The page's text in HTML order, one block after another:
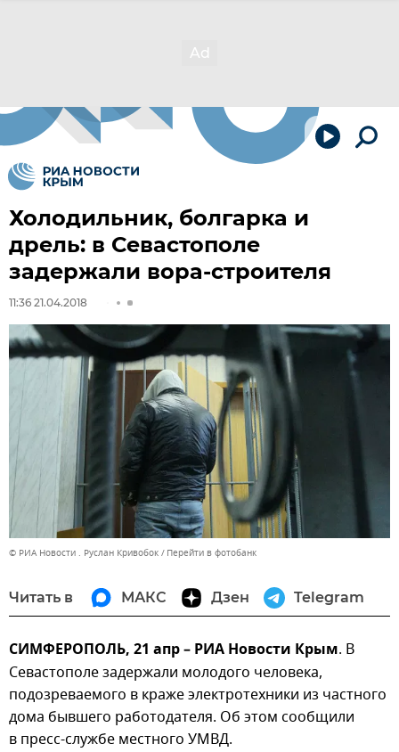
Холодильник, болгарка и
дрель: в Севастополе
задержали вора-строителя
11:36 21.04.2018
© РИА Новости . Руслан Кривобок Перейти в фотобанк
Читать в МАКС Дзен Telegram
СИМФЕРОПОЛЬ, 21 апр – РИА Новости Крым. В
Севастополе задержали молодого человека,
подозреваемого в краже электротехники из частного
дома бывшего работодателя. Об этом сообщили
в пресс-службе местного УМВД.